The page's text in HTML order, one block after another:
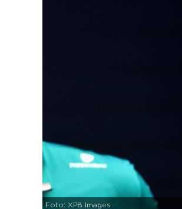
Foto: XPB Images